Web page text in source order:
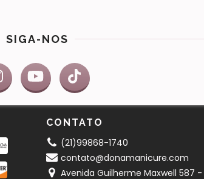
SIGA-NOS
CONTATO
(21)99868-1740
contato@donamanicure.com
Avenida Guilherme Maxwell 587 -